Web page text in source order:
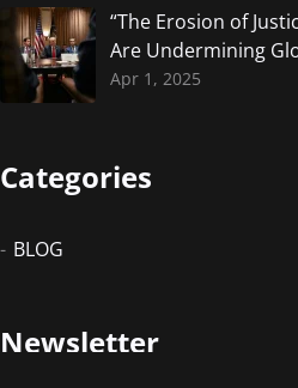
“The Erosion of
Are Undermining
Apr 1, 2025
Categories
BLOG
Newsletter